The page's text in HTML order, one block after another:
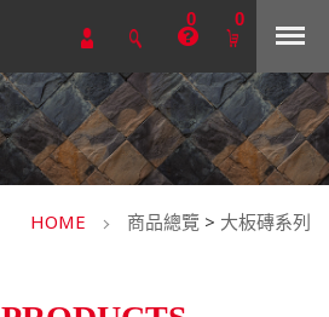
0 0
HOME 商品總覽 > 大板磚系列